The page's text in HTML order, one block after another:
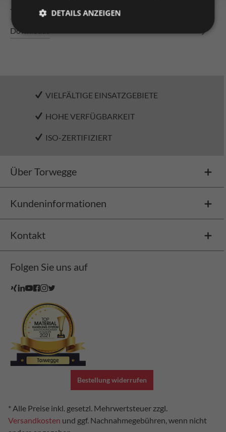
Technische Daten
Downloads
VIELFÄLTIGE EINSATZGEBIETE
HOHE VERFÜGBARKEIT
ISO-ZERTIFIZIERT
Über Torwegge
Kundeninformationen
Kontakt
Folgen Sie uns auf
Bestellung widerrufen
* Alle Preise inkl. gesetzl. Mehrwertsteuer zzgl.
Versandkosten und ggf. Nachnahmegebühren, wenn nicht
DETAILS ANZEIGEN